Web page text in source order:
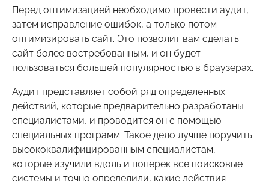
Перед оптимизацией необходимо провести аудит,
затем исправление ошибок, а только потом
оптимизировать сайт. Это позволит вам сделать
сайт более востребованным, и он будет
пользоваться большей популярностью в браузерах.
Аудит представляет собой ряд определенных
действий, которые предварительно разработаны
специалистами, и проводится он с помощью
специальных программ. Такое дело лучше поручить
высококвалифицированным специалистам,
которые изучили вдоль и поперек все поисковые
системы и точно определили, какие действия